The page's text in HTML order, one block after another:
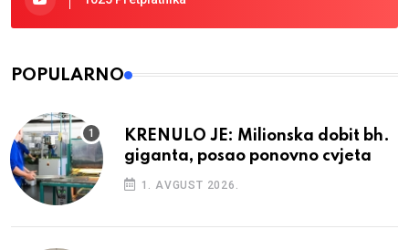
POPULARNO
KRENULO JE: Milionska dobit bh.
giganta, posao ponovno cvjeta
1. AVGUST 2026.